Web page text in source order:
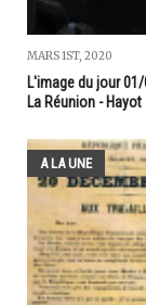
MARS 1ST, 2020
L'image du jour
La Réunion - Hayot
A LA UNE